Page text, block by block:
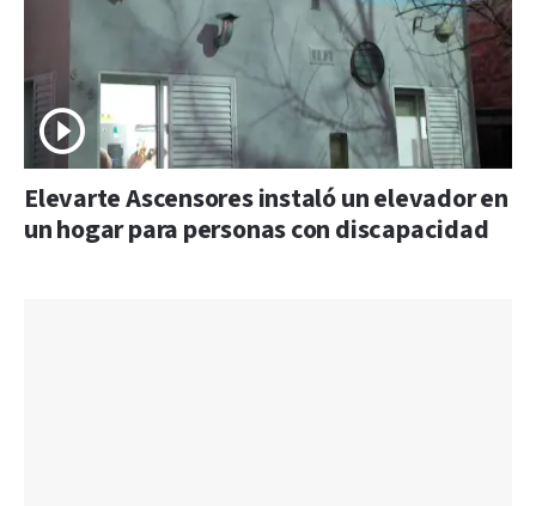
Elevarte Ascensores instaló un elevador en
un hogar para personas con discapacidad